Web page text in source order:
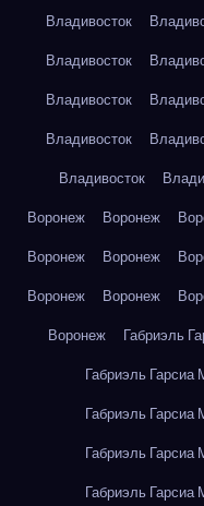
Владивосток
Владивосток
Владивосток
Владивосток
Владивосток
Воронеж
Воронеж
Воронеж
Воронеж
Воронеж
Воронеж
Воронеж
Габриэль
Габриэль
Габриэль
Габриэль
Габриэль